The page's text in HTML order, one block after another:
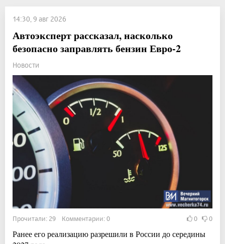
14:30, 9 авг 2026
Автоэксперт рассказал, насколько
безопасно заправлять бензин Евро-2
Новости
Прочитали: 29 Комментарии: 0 0 0
Ранее его реализацию разрешили в России до середины